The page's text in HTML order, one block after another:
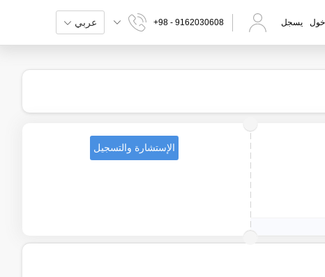
يسجل +98 - 9162030608 عربي
الإستشارة والتسجيل